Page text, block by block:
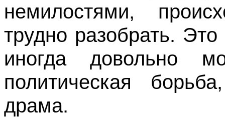
немилостями,
трудно разобрать.
иногда довольно
политическая
драма.